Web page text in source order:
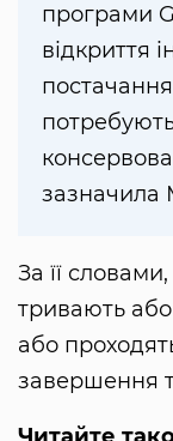
програми
відкриття
зазначила
За її
тривають або
або
завершення